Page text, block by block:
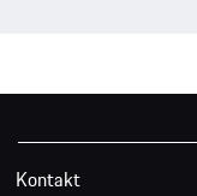
Kontakt